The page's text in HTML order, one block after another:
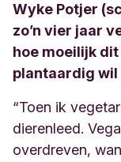
Wyke Potjer
zo’n vier jaar
hoe moeilijk dit
plantaardig wil
“Toen ik
dierenleed.
overdreven,